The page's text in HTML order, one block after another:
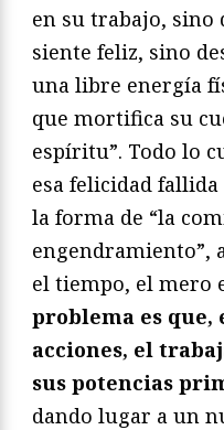
en su trabajo, sino
siente feliz, sino
una libre energía
que mortifica su
espíritu”. Todo lo
esa felicidad
la forma de “la
engendramiento”,
el tiempo, el mero
problema es que,
acciones, el
sus potencias
dando lugar a un